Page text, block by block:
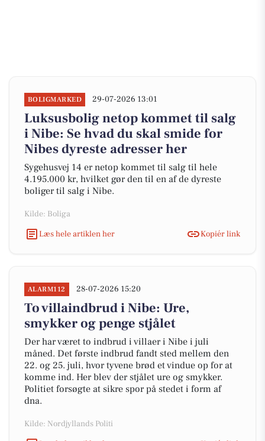
BOLIGMARKED 29-07-2026 13:01
Luksusbolig netop kommet til salg
i Nibe: Se hvad du skal smide for
Nibes dyreste adresser her
Sygehusvej 14 er netop kommet til salg til hele
4.195.000 kr, hvilket gør den til en af de dyreste
boliger til salg i Nibe.
Kilde: Boliga
Læs hele artiklen her
Kopiér link
ALARM112 28-07-2026 15:20
To villaindbrud i Nibe: Ure,
smykker og penge stjålet
Der har været to indbrud i villaer i Nibe i juli
måned. Det første indbrud fandt sted mellem den
22. og 25. juli, hvor tyvene brød et vindue op for at
komme ind. Her blev der stjålet ure og smykker.
Politiet forsøgte at sikre spor på stedet i form af
dna.
Kilde: Nordjyllands Politi